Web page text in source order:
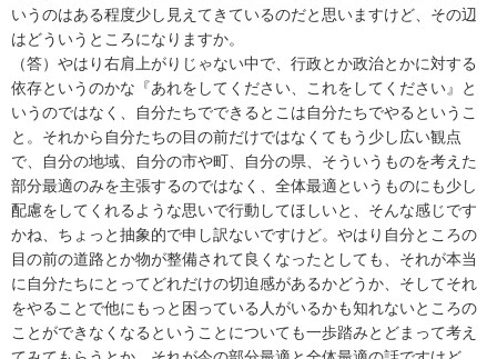
いうのはある程度少し見えてきているのだと思いますけど、その辺
はどういうところになりますか。
（答）やはり右肩上がりじゃない中で、行政とか政治とかに対する
依存というのかな『あれをしてください、これをしてください』と
いうのではなく、自分たちでできるとこは自分たちでやるというこ
と。それから自分たちの目の前だけではなくてもう少し広い観点
で、自分の地域、自分の市や町、自分の県、そういうものを考えた
部分最適のみを主張するのではなく、全体最適というものにも少し
配慮をしてくれるような思いで行動してほしいと、そんな感じです
かね、ちょっと抽象的で申し訳ないですけど。やはり自分ところの
目の前の道路とか物が整備されて良くなったとしても、それが本当
に自分たちにとってどれだけの切迫感があるかどうか、そしてそれ
をやることで他にもっと困っている人がいるかも知れないところの
ことができなくなるということについても一歩踏みとどまって考え